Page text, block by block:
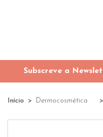
Subscreve a
Início Dermocosmética